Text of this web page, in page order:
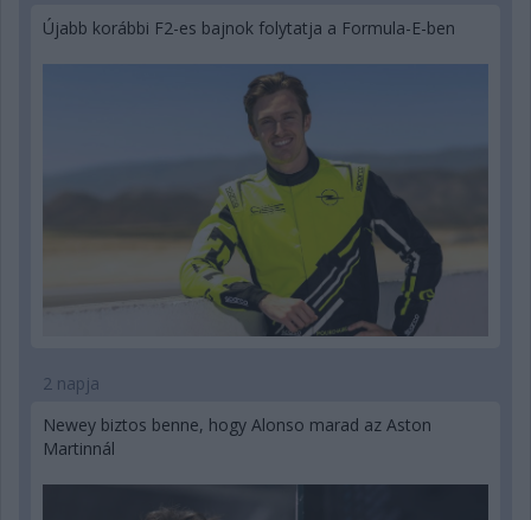
Újabb korábbi F2-es bajnok folytatja a Formula-E-ben
2 napja
Newey biztos benne, hogy Alonso marad az Aston
Martinnál